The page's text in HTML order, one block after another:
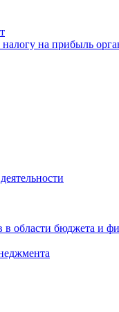
на прибыль
области бюджета и